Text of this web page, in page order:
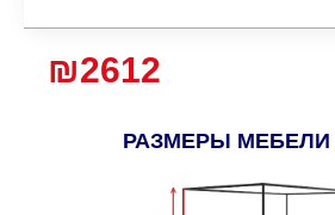
РАЗМЕРЫ МЕБЕЛИ
₪2612